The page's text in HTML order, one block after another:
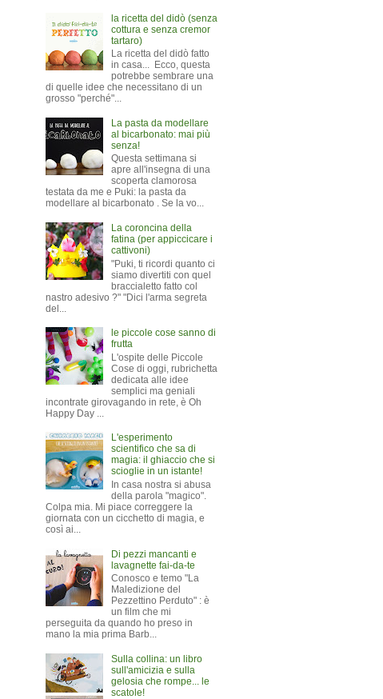
la ricetta del didò (senza
cottura e senza cremor
tartaro)
La ricetta del didò fatto
in casa... Ecco, questa
potrebbe sembrare una
di quelle idee che necessitano di un
grosso "perché"...
La pasta da modellare
al bicarbonato: mai più
senza!
Questa settimana si
apre all'insegna di una
scoperta clamorosa
testata da me e Puki: la pasta da
modellare al bicarbonato . Se la vo...
La coroncina della
fatina (per appiccicare i
cattivoni)
"Puki, ti ricordi quanto ci
siamo divertiti con quel
braccialetto fatto col
nastro adesivo ?" "Dici l'arma segreta
del...
le piccole cose sanno di
frutta
L'ospite delle Piccole
Cose di oggi, rubrichetta
dedicata alle idee
semplici ma geniali
incontrate girovagando in rete, è Oh
Happy Day ...
L'esperimento
scientifico che sa di
magia: il ghiaccio che si
scioglie in un istante!
In casa nostra si abusa
della parola "magico".
Colpa mia. Mi piace correggere la
giornata con un cicchetto di magia, e
così ai...
Di pezzi mancanti e
lavagnette fai-da-te
Conosco e temo "La
Maledizione del
Pezzettino Perduto" : è
un film che mi
perseguita da quando ho preso in
mano la mia prima Barb...
Sulla collina: un libro
sull'amicizia e sulla
gelosia che rompe... le
scatole!